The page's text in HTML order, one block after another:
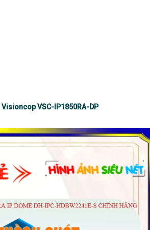
Visioncop VSC-IP1850RA-DP